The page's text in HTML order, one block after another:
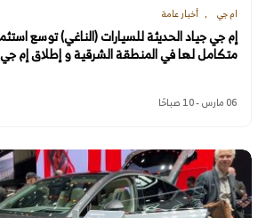
ام جي أخبار عامة
إم جي جياد الحديثة للسيارات (الناغي) توسع
متكامل لها في المنطقة الشرقية و إطلاق إم جي
06 مارس - 10 صباحًا